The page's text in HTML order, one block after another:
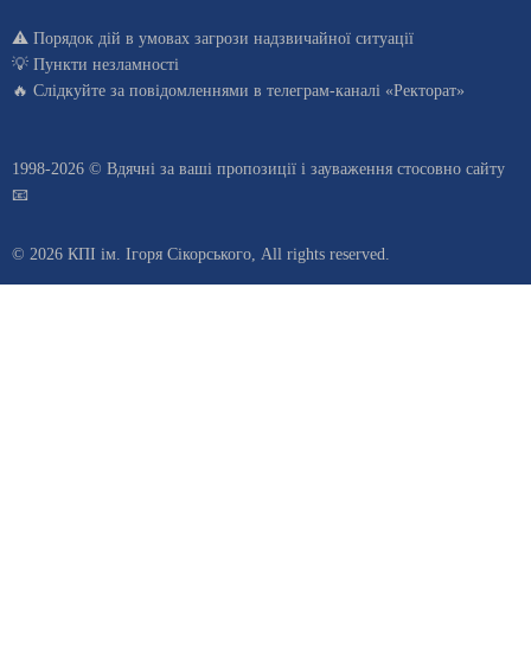
⚠️ Порядок дій в умовах загрози надзвичайної ситуації
💡 Пункти незламності
🔥 Слідкуйте за повідомленнями в телеграм-каналі «Ректорат»
1998-2026 © Вдячні за ваші пропозиції і зауваження стосовно сайту
📧
© 2026 КПІ ім. Ігоря Сікорського, All rights reserved.